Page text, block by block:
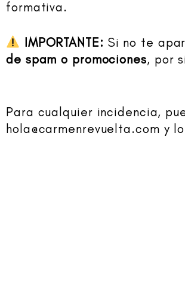
formativa.
IMPORTANTE: Si no te
de spam o promociones, por
Para cualquier incidencia,
hola@carmenrevuelta.com y